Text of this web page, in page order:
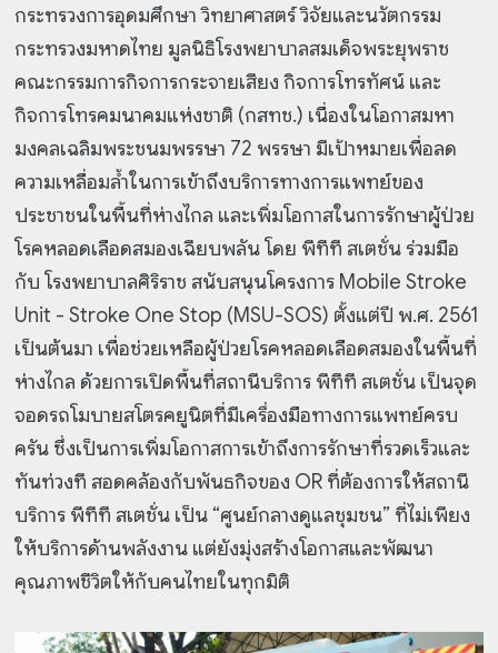
กระทรวงการอุดมศึกษา วิทยาศาสตร์ วิจัยและนวัตกรรม
กระทรวงมหาดไทย มูลนิธิโรงพยาบาลสมเด็จพระยุพราช
คณะกรรมการกิจการกระจายเสียง กิจการโทรทัศน์ และ
กิจการโทรคมนาคมแห่งชาติ (กสทช.) เนื่องในโอกาสมหา
มงคลเฉลิมพระชนมพรรษา 72 พรรษา มีเป้าหมายเพื่อลด
ความเหลื่อมล้ำในการเข้าถึงบริการทางการแพทย์ของ
ประชาชนในพื้นที่ห่างไกล และเพิ่มโอกาสในการรักษาผู้ป่วย
โรคหลอดเลือดสมองเฉียบพลัน โดย พีทีที สเตชั่น ร่วมมือ
กับ โรงพยาบาลศิริราช สนับสนุนโครงการ Mobile Stroke
Unit - Stroke One Stop (MSU-SOS) ตั้งแต่ปี พ.ศ. 2561
เป็นต้นมา เพื่อช่วยเหลือผู้ป่วยโรคหลอดเลือดสมองในพื้นที่
ห่างไกล ด้วยการเปิดพื้นที่สถานีบริการ พีทีที สเตชั่น เป็นจุด
จอดรถโมบายสโตรคยูนิตที่มีเครื่องมือทางการแพทย์ครบ
ครัน ซึ่งเป็นการเพิ่มโอกาสการเข้าถึงการรักษาที่รวดเร็วและ
ทันท่วงที สอดคล้องกับพันธกิจของ OR ที่ต้องการให้สถานี
บริการ พีทีที สเตชั่น เป็น “ศูนย์กลางดูแลชุมชน” ที่ไม่เพียง
ให้บริการด้านพลังงาน แต่ยังมุ่งสร้างโอกาสและพัฒนา
คุณภาพชีวิตให้กับคนไทยในทุกมิติ